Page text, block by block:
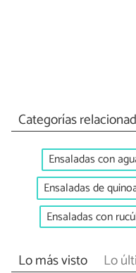
Categorías
Ensaladas con
Ensaladas de
Ensaladas con
Lo más visto Lo